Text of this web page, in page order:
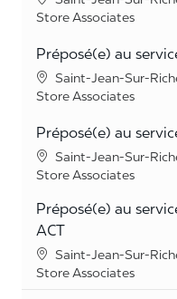
Category
Store Associates
Préposé(e) au
Location
Saint-Jean-Sur-
Category
Store Associates
Préposé(e) au
Location
Saint-Jean-Sur-
Category
Store Associates
Préposé(e) au
ACT
Location
Saint-Jean-Sur-
Category
Store Associates